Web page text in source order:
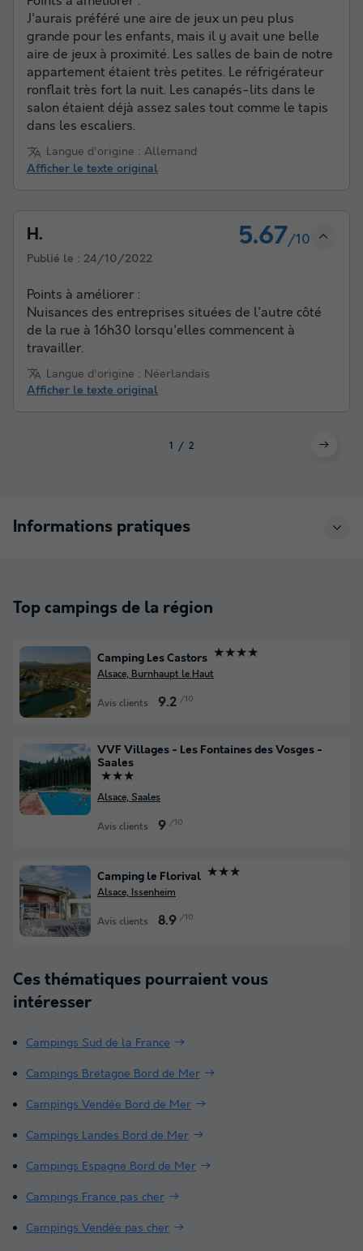
J'aurais préféré une aire de jeux un peu plus
grande pour les enfants, mais il y avait une belle
aire de jeux à proximité. Les salles de bain de notre
appartement étaient très petites. Le réfrigérateur
ronflait très fort la nuit. Les canapés-lits dans le
salon étaient déjà assez sales tout comme le tapis
dans les escaliers.
Langue d'origine : Allemand
Afficher le texte original
H. 5.67/10
Publié le : 24/10/2022
Points à améliorer :
Nuisances des entreprises situées de l'autre côté
de la rue à 16h30 lorsqu'elles commencent à
travailler.
Langue d'origine : Néerlandais
Afficher le texte original
1 2
Informations pratiques
Top campings de la région
Camping Les Castors ★★★★
Alsace, Burnhaupt le Haut
Avis clients 9.2 /10
VVF Villages - Les Fontaines des Vosges -
Saales
★★★
Alsace, Saales
Avis clients 9 /10
Camping le Florival ★★★
Alsace, Issenheim
Avis clients 8.9 /10
Ces thématiques pourraient vous
intéresser
Campings Sud de la France
Campings Bretagne Bord de Mer
Campings Vendée Bord de Mer
Campings Landes Bord de Mer
Campings Espagne Bord de Mer
Campings France pas cher
Campings Vendée pas cher